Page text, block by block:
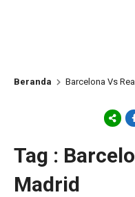
Beranda Barcelona Vs
Tag :
Madrid